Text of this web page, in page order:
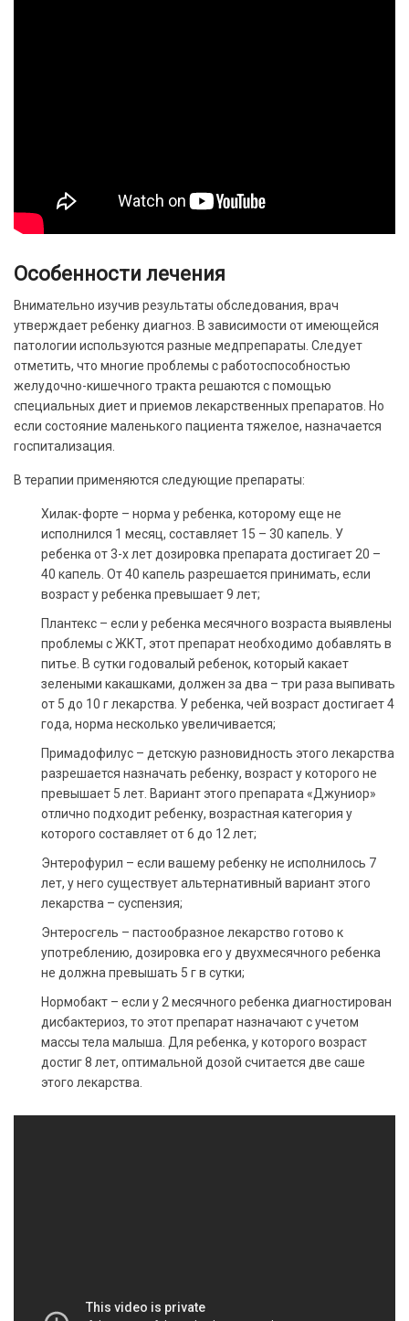
Особенности лечения
Внимательно изучив результаты обследования, врач
утверждает ребенку диагноз. В зависимости от имеющейся
патологии используются разные медпрепараты. Следует
отметить, что многие проблемы с работоспособностью
желудочно-кишечного тракта решаются с помощью
специальных диет и приемов лекарственных препаратов. Но
если состояние маленького пациента тяжелое, назначается
госпитализация.
В терапии применяются следующие препараты:
Хилак-форте – норма у ребенка, которому еще не
исполнился 1 месяц, составляет 15 – 30 капель. У
ребенка от 3-х лет дозировка препарата достигает 20 –
40 капель. От 40 капель разрешается принимать, если
возраст у ребенка превышает 9 лет;
Плантекс – если у ребенка месячного возраста выявлены
проблемы с ЖКТ, этот препарат необходимо добавлять в
питье. В сутки годовалый ребенок, который какает
зелеными какашками, должен за два – три раза выпивать
от 5 до 10 г лекарства. У ребенка, чей возраст достигает 4
года, норма несколько увеличивается;
Примадофилус – детскую разновидность этого лекарства
разрешается назначать ребенку, возраст у которого не
превышает 5 лет. Вариант этого препарата «Джуниор»
отлично подходит ребенку, возрастная категория у
которого составляет от 6 до 12 лет;
Энтерофурил – если вашему ребенку не исполнилось 7
лет, у него существует альтернативный вариант этого
лекарства – суспензия;
Энтеросгель – пастообразное лекарство готово к
употреблению, дозировка его у двухмесячного ребенка
не должна превышать 5 г в сутки;
Нормобакт – если у 2 месячного ребенка диагностирован
дисбактериоз, то этот препарат назначают с учетом
массы тела малыша. Для ребенка, у которого возраст
достиг 8 лет, оптимальной дозой считается две саше
этого лекарства.